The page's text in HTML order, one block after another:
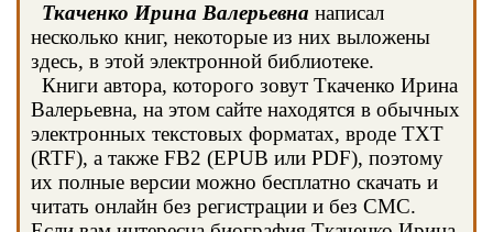
Ткаченко Ирина Валерьевна написал
несколько книг, некоторые из них выложены
здесь, в этой электронной библиотеке.
Книги автора, которого зовут Ткаченко Ирина
Валерьевна, на этом сайте находятся в обычных
электронных текстовых форматах, вроде TXT
(RTF), а также FB2 (EPUB или PDF), поэтому
их полные версии можно бесплатно скачать и
читать онлайн без регистрации и без СМС.